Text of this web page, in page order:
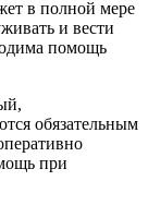
в полной мере
и вести
помощь
обязательным
при